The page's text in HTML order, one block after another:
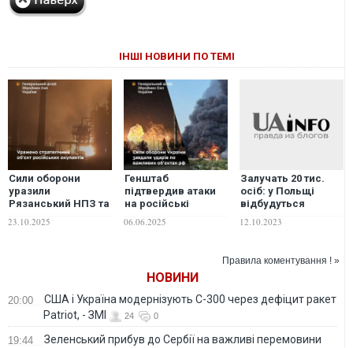
ІНШІ НОВИНИ ПО ТЕМІ
Сили оборони
уразили
Рязанський НПЗ та
склад боєприпасів
у Бєлгородській
23.10.2025
Генштаб
підтвердив атаки
на російські
аеродроми
06.06.2025
Залучать 20 тис.
осіб: у Польщі
відбудуться
найбільші
сухопутні навчання
12.10.2023
Правила коментування ! »
НОВИНИ
20:00
США і Україна модернізують С-300 через дефіцит ракет
Patriot, - ЗМІ
24 0
19:44 Зеленський прибув до Сербії на важливі перемовини